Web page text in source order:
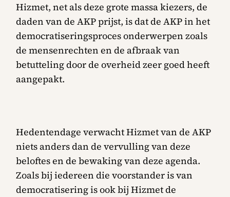
Hizmet, net als deze grote massa kiezers, de
daden van de AKP prijst, is dat de AKP in het
democratiseringsproces onderwerpen zoals
de mensenrechten en de afbraak van
betutteling door de overheid zeer goed heeft
aangepakt.
Hedentendage verwacht Hizmet van de AKP
niets anders dan de vervulling van deze
beloftes en de bewaking van deze agenda.
Zoals bij iedereen die voorstander is van
democratisering is ook bij Hizmet de